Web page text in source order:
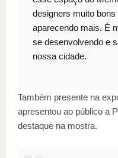
designers muito
aparecendo mais. É
se desenvolvendo e
nossa cidade.
Também presente na
apresentou ao público a
destaque na mostra.